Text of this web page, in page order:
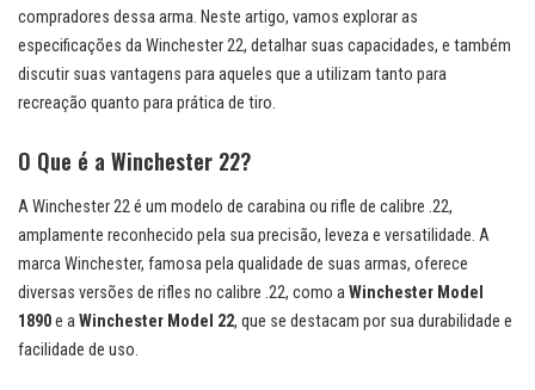
compradores dessa arma. Neste artigo, vamos explorar as
especificações da Winchester 22, detalhar suas capacidades, e também
discutir suas vantagens para aqueles que a utilizam tanto para
recreação quanto para prática de tiro.
O Que é a Winchester 22?
A Winchester 22 é um modelo de carabina ou rifle de calibre .22,
amplamente reconhecido pela sua precisão, leveza e versatilidade. A
marca Winchester, famosa pela qualidade de suas armas, oferece
diversas versões de rifles no calibre .22, como aWinchester Model
1890e aWinchester Model 22, que se destacam por sua durabilidade e
facilidade de uso.